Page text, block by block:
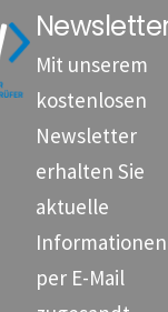
Mit unserem
kostenlosen
Newsletter
erhalten Sie
aktuelle
Informationen
per E-Mail